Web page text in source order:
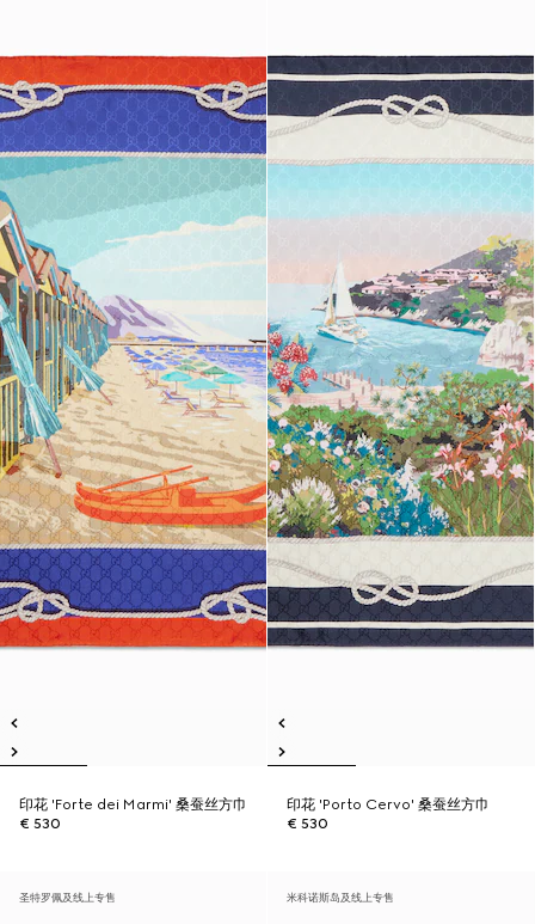
印花 'Forte dei Marmi' 桑蚕丝方巾
€ 530
印花 'Porto Cervo' 桑蚕丝方巾
€ 530
圣特罗佩及线上专售 米科诺斯岛及线上专售